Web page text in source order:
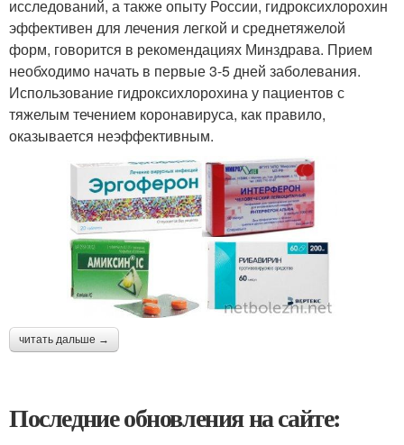
исследований, а также опыту России, гидроксихлорохин
эффективен для лечения легкой и среднетяжелой
форм, говорится в рекомендациях Минздрава. Прием
необходимо начать в первые 3-5 дней заболевания.
Использование гидроксихлорохина у пациентов с
тяжелым течением коронавируса, как правило,
оказывается неэффективным.
читать дальше →
Последние обновления на сайте: